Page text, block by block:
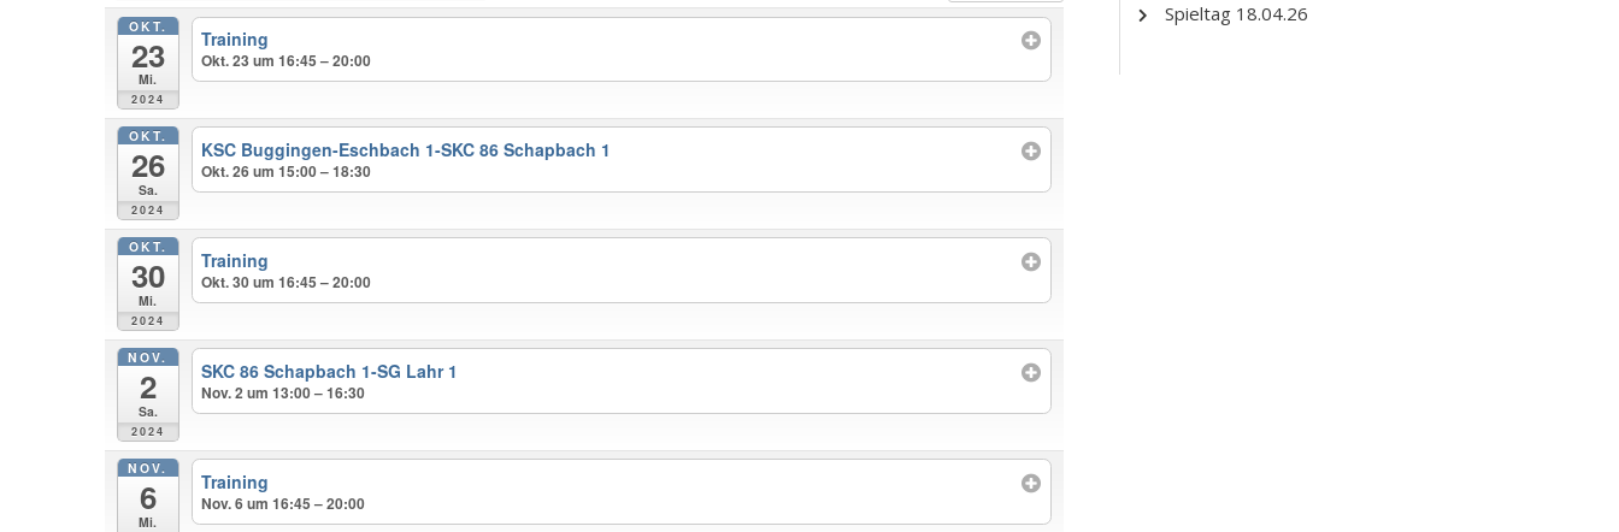
OKT.
23
Mi.
2024
Training
Okt. 23 um 16:45 – 20:00
OKT.
26
Sa.
2024
KSC Buggingen-Eschbach 1-SKC 86 Schapbach 1
Okt. 26 um 15:00 – 18:30
OKT.
30
Mi.
2024
Training
Okt. 30 um 16:45 – 20:00
NOV.
2
Sa.
2024
SKC 86 Schapbach 1-SG Lahr 1
Nov. 2 um 13:00 – 16:30
NOV.
6
Mi.
Training
Nov. 6 um 16:45 – 20:00
Spieltag 18.04.26